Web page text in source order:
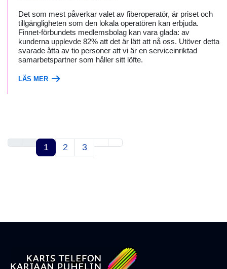
Det som mest påverkar valet av fiberoperatör, är priset och
tillgängligheten som den lokala operatören kan erbjuda.
Finnet-förbundets medlemsbolag kan vara glada: av
kunderna upplevde 82% att det är lätt att nå oss. Utöver detta
svarade åtta av tio personer att vi är en serviceinriktad
samarbetspartner som håller sitt löfte.
LÄS MER
1 2 3